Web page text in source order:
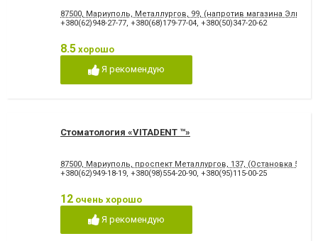
87500, Мариуполь, Металлургов, 99, (напротив магазина
+380(62)948-27-77, +380(68)179-77-04, +380(50)347-20-62
8.5 хорошо
Я рекомендую
Стоматология «VITADENT ™»
87500, Мариуполь, проспект Металлургов, 137, (Остановка 5-
+380(62)949-18-19, +380(98)554-20-90, +380(95)115-00-25
12 очень хорошо
Я рекомендую